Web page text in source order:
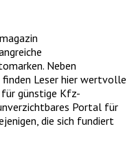
Neben
Leser hier wertvolle
günstige Kfz-
Portal für
die sich fundiert